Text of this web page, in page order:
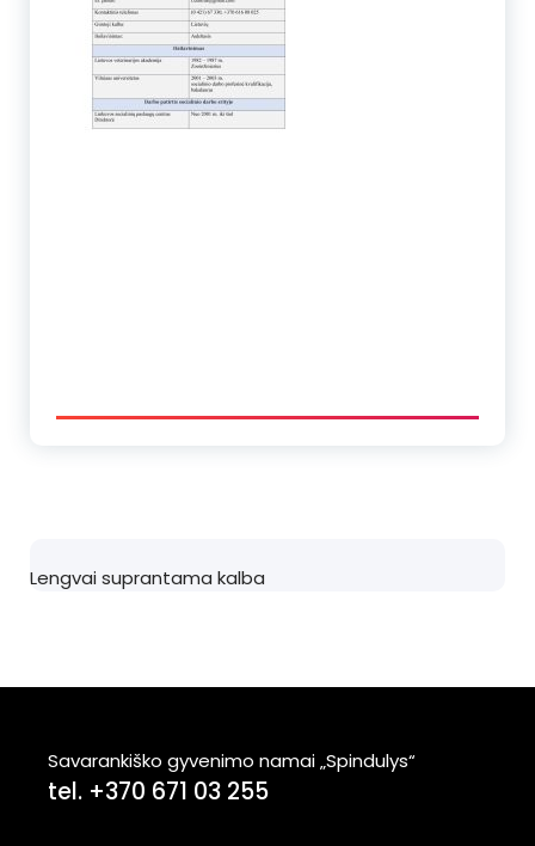
Lengvai suprantama kalba
Savarankiško gyvenimo namai „Spindulys“
tel. +370 671 03 255